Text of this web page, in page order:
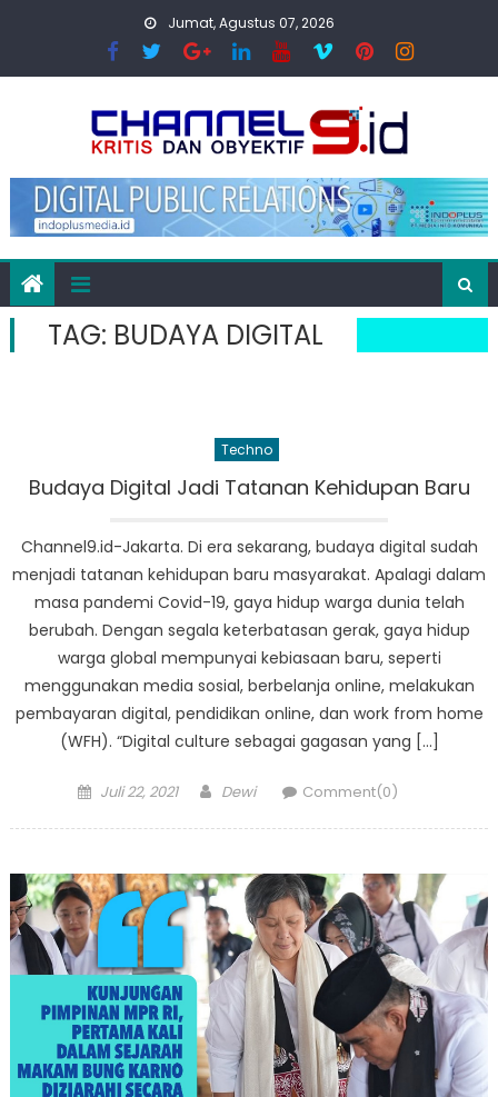
Jumat, Agustus 07, 2026
TAG: BUDAYA DIGITAL
Techno
Budaya Digital Jadi Tatanan Kehidupan Baru
Channel9.id-Jakarta. Di era sekarang, budaya digital sudah
menjadi tatanan kehidupan baru masyarakat. Apalagi dalam
masa pandemi Covid-19, gaya hidup warga dunia telah
berubah. Dengan segala keterbatasan gerak, gaya hidup
warga global mempunyai kebiasaan baru, seperti
menggunakan media sosial, berbelanja online, melakukan
pembayaran digital, pendidikan online, dan work from home
(WFH). “Digital culture sebagai gagasan yang […]
Posted
Juli 22, 2021 Author
Dewi Comment(0)